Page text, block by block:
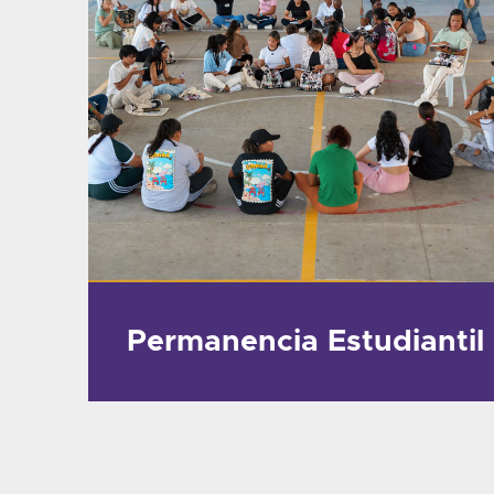
Permanencia Estudiantil